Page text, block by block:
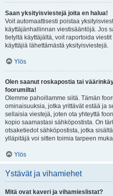
Saan yksityisviestejä joita en halua!
Voit automaattisesti poistaa
käyttäjänhallinnan viestisääntöjä. Jos
tietyltä käyttäjältä, voit raportoida
käyttäjiä lähettämästä yksityisviestejä.
Ylös
Olen saanut roskapostia tai
foorumilta!
Olemme pahoillamme siitä. Tämän
ominaisuuksia, jotka yrittävät estää ja
sellaisia viestejä, joten ota yhteyttä
kopio saamastasi sähköpostista. On
otsaketiedot sähköpostista, jotka
ylläpitäjä voi sitten toimia tarpeen
Ylös
Ystävät ja vihamiehet
Mitä ovat kaveri ja vihamieslistat?